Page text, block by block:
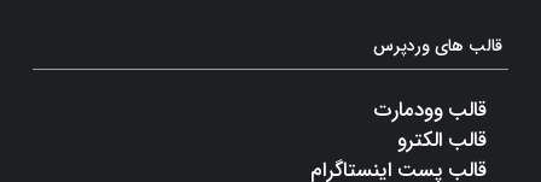
قالب های وردپرس
قالب وودمارت
قالب الکترو
قالب پست اینستاگرام